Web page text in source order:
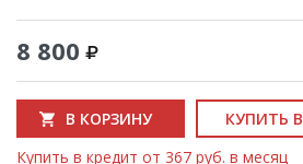
8 800
В КОРЗИНУ
КУПИТЬ
Купить в кредит от 367 руб. в месяц